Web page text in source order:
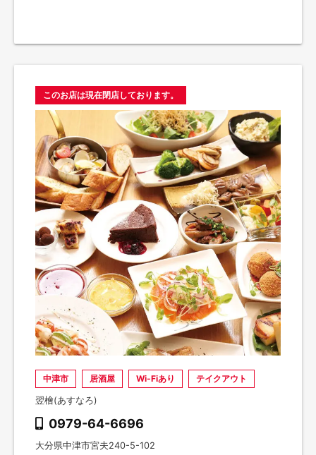
このお店は現在閉店しております。
中津市 居酒屋 Wi-Fiあり テイクアウト
翌檜(あすなろ)
0979-64-6696
大分県中津市宮夫240-5-102